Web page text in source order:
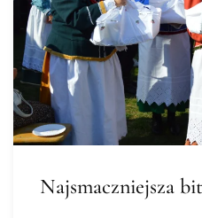
Najsmaczniejsza